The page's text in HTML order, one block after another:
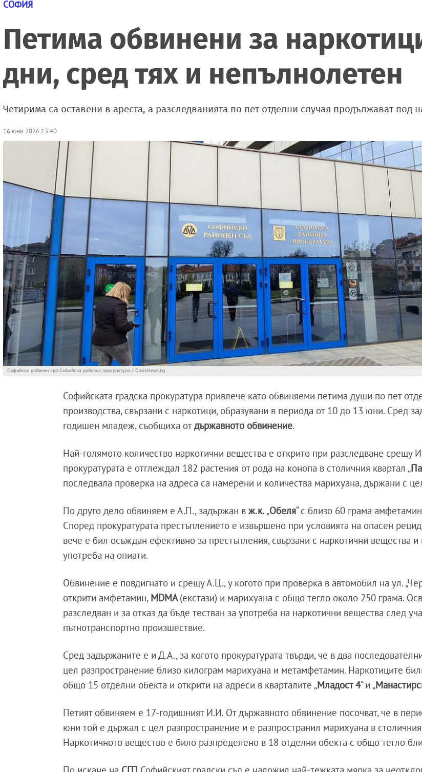
СОФИЯ
Петима обвинени за
дни, сред тях и непълнолетен
Четирима са оставени в ареста, а разследванията по пет отделни случая продължават под
16 юни 2026 13:40
Софийски районен съд Софийска районна прокуратура / DarikNews.bg
Софийската градска прокуратура привлече като обвиняеми петима души по пет
производства, свързани с наркотици, образувани в периода от 10 до 13 юни. Сред
годишен младеж, съобщиха отдържавното обвинение.
Най-голямото количество наркотични вещества е открито при разследване срещу
прокуратурата е отглеждал 182 растения от рода на конопа в столичния квартал „
последвала проверка на адреса са намерени и количества марихуана, държани с
По друго дело обвиняем е А.П., задържан вж.к. „Обеля“ с близо 60 грама
Според прокуратурата престъплението е извършено при условията на опасен
вече е бил осъждан ефективно за престъпления, свързани с наркотични вещества
употреба на опиати.
Обвинение е повдигнато и срещу А.Ц., у когото при проверка в автомобил на ул.
открити амфетамин, MDMA(екстази) и марихуана с общо тегло около 250 грама.
разследван и за отказ да бъде тестван за употреба на наркотични вещества след
пътнотранспортно произшествие.
Сред задържаните е и Д.А., за когото прокуратурата твърди, че в два
цел разпространение близо килограм марихуана и метамфетамин. Наркотиците
общо 15 отделни обекта и открити на адреси в кварталите „Младост 4“ и „
Петият обвиняем е 17-годишният И.И. От държавното обвинение посочват, че в
юни той е държал с цел разпространение и е разпространил марихуана в
Наркотичното вещество е било разпределено в 18 отделни обекта с общо тегло